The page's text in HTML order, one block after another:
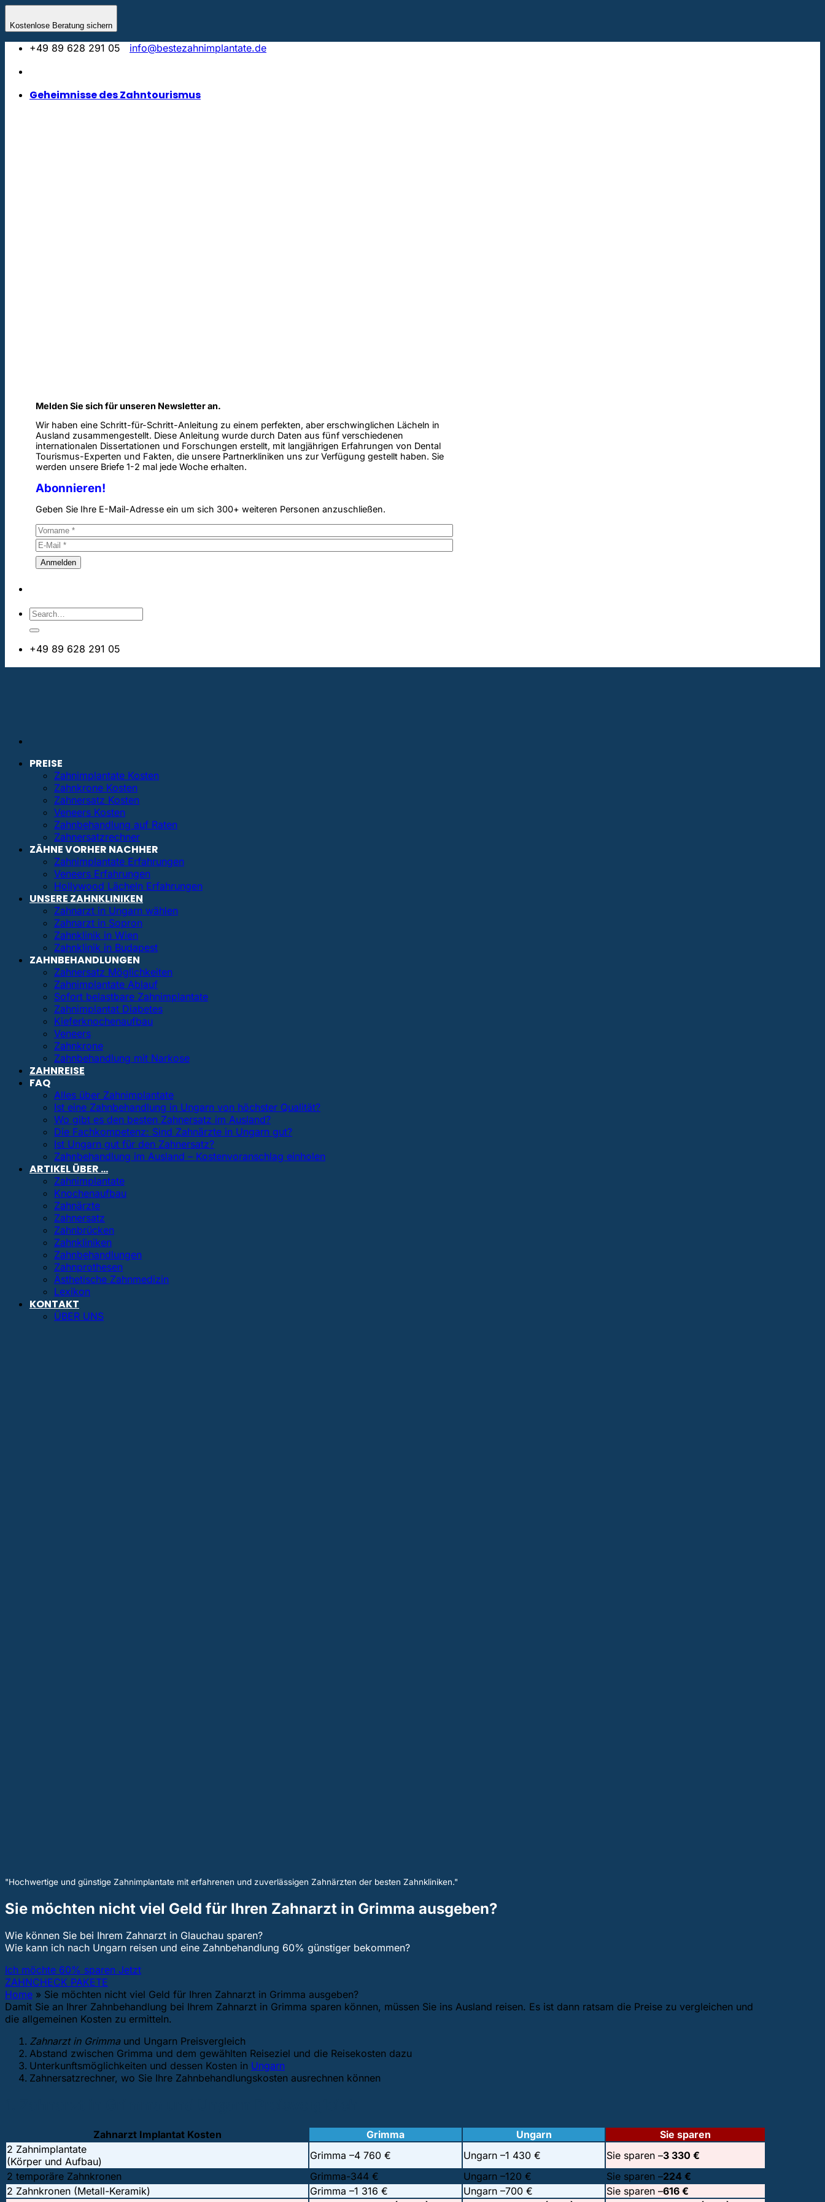
Kostenlose Beratung sichern
springen
+49 89 628 291 05
info@bestezahnimplantate.de
Geheimnisse des Zahntourismus
Melden Sie sich für unseren Newsletter an.
Wir haben eine Schritt-für-Schritt-Anleitung zu einem perfekten, aber erschwinglichen Lächeln in
Ausland zusammengestellt. Diese Anleitung wurde durch Daten aus fünf verschiedenen
internationalen Dissertationen und Forschungen erstellt, mit langjährigen Erfahrungen von Dental
Tourismus-Experten und Fakten, die unsere Partnerkliniken uns zur Verfügung gestellt haben. Sie
werden unsere Briefe 1-2 mal jede Woche erhalten.
Abonnieren!
Geben Sie Ihre E-Mail-Adresse ein um sich 300+ weiteren Personen anzuschließen.
+49 89 628 291 05
PREISE
Zahnimplantate Kosten
Zahnkrone Kosten
Zahnersatz Kosten
Veneers Kosten
Zahnbehandlung auf Raten
Zahnersatzrechner
ZÄHNE VORHER NACHHER
Zahnimplantate Erfahrungen
Veneers Erfahrungen
Hollywood Lächeln Erfahrungen
UNSERE ZAHNKLINIKEN
Zahnarzt in Ungarn wählen
Zahnarzt in Sopron
Zahnklinik in Wien
Zahnklinik in Budapest
ZAHNBEHANDLUNGEN
Zahnersatz Möglichkeiten
Zahnimplantate Ablauf
Sofort belastbare Zahnimplantate
Zahnimplantat Diabetes
Kieferknochenaufbau
Veneers
Zahnkrone
Zahnbehandlung mit Narkose
ZAHNREISE
FAQ
Alles über Zahnimplantate
Ist eine Zahnbehandlung in Ungarn von höchster Qualität?
Wo gibt es den besten Zahnersatz im Ausland?
Die Fachkompetenz: Sind Zahnärzte in Ungarn gut?
Ist Ungarn gut für den Zahnersatz?
Zahnbehandlung im Ausland – Kostenvoranschlag einholen
ARTIKEL ÜBER …
Zahnimplantate
Knochenaufbau
Zahnärzte
Zahnersatz
Zahnbrücken
Zahnkliniken
Zahnbehandlungen
Zahnprothesen
Ästhetische Zahnmedizin
Lexikon
KONTAKT
ÜBER UNS
"Hochwertige und günstige Zahnimplantate mit erfahrenen und zuverlässigen Zahnärzten der besten Zahnkliniken."
Sie möchten nicht viel Geld für Ihren Zahnarzt in Grimma ausgeben?
Wie können Sie bei Ihrem Zahnarzt in Glauchau sparen?
Wie kann ich nach Ungarn reisen und eine Zahnbehandlung 60% günstiger bekommen?
Ich möchte 60% sparen Jetzt
ZAHNCHECK PAKETE
Home » Sie möchten nicht viel Geld für Ihren Zahnarzt in Grimma ausgeben?
Damit Sie an Ihrer Zahnbehandlung bei Ihrem Zahnarzt in Grimma sparen können, müssen Sie ins Ausland reisen. Es ist dann ratsam die Preise zu vergleichen und
die allgemeinen Kosten zu ermitteln.
Zahnarzt in Grimmaund Ungarn Preisvergleich
Abstand zwischen Grimma und dem gewählten Reiseziel und die Reisekosten dazu
Unterkunftsmöglichkeiten und dessen Kosten in Ungarn
Zahnersatzrechner, wo Sie Ihre Zahnbehandlungskosten ausrechnen können
Zahnarzt Implantat Kosten Grimma Ungarn
Sie sparen
2 Zahnimplantate
(Körper und Aufbau)
Grimma –4 760 € Ungarn –1 430 € Sie sparen –3 330 €
2 temporäre Zahnkronen
Grimma-344 € Ungarn –120 € Sie sparen –224 €
2 Zahnkronen (Metall-Keramik)
Grimma –1 316 € Ungarn –700 € Sie sparen –616 €